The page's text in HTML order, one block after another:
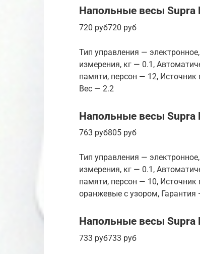
Напольные весы Supra
720 руб720 руб
Тип управления —
измерения, кг — 0.1,
памяти, персон — 12,
Вес — 2.2
Напольные весы Supra
763 руб805 руб
Тип управления —
измерения, кг — 0.1,
памяти, персон — 10,
оранжевые с узором, Гарантия
Напольные весы Supra
733 руб733 руб